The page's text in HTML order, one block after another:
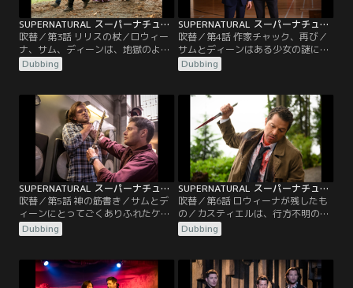
SUPERNATURAL スーパーナチュラル シーズン15 第03話／吹替
吹替／第3話 リリスの杖／ロウィー
ナ、サム、ディーンは、地獄のよう
なひどい事態になってしまわないよ
うに、ありとあらゆる手を尽くす。
った裏切り行為に対して、それをど
うしても許すことができない。
Dubbing
SUPERNATURAL スーパーナチュラル シーズン15 第04話／吹替
吹替／第4話 作家チャック、再び／
サムとディーンはある少女の謎に満
ちた死と、行方不明になっている別
の少女について、調査をしていく。
ラーのジェンセン・アクレスが、監
督を務める。
Dubbing
SUPERNATURAL スーパーナチュラル シーズン15 第05話／吹替
吹替／第5話 神の筋書き／サムとデ
ィーンにとってごくありふれたケー
スに見えた事件が、とんでもない事
態を引き起こすことに。ゲストスタ
を務める。
Dubbing
SUPERNATURAL スーパーナチュラル シーズン15 第06話／吹替
吹替／第6話 ロウィーナが残したも
の／カスティエルは、行方不明の若
者を懸命に捜し出そうとする。一
方、サムとディーンのもとに古い友
Dubbing